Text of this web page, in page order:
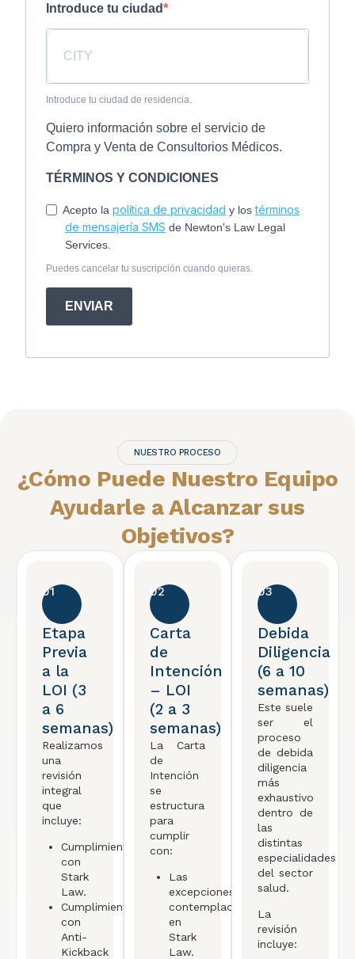
Introduce tu ciudad
Introduce tu ciudad de residencia.
Quiero información sobre el servicio de
Compra y Venta de Consultorios Médicos.
TÉRMINOS Y CONDICIONES
Acepto la política de privacidad y lostérminos
de mensajería SMS de Newton's Law Legal
Services.
Puedes cancelar tu suscripción cuando quieras.
ENVIAR
NUESTRO PROCESO
¿Cómo Puede Nuestro Equipo
Ayudarle a Alcanzar sus
Objetivos?
01
Etapa
Previa
a la
LOI (3
a 6
semanas)
Realizamos
una
revisión
integral
que
incluye:
Cumplimiento
con
Stark
Law.
Cumplimiento
con
Anti-
Kickback
02
Carta
de
Intención
– LOI
(2 a 3
semanas)
La Carta
de
Intención
se
estructura
para
cumplir
con:
Las
excepciones
contempladas
en
Stark
Law.
03
Debida
Diligencia
(6 a 10
semanas)
Este suele
ser el
proceso
de debida
diligencia
más
exhaustivo
dentro de
las
distintas
especialidades
del sector
salud.
La
revisión
incluye: